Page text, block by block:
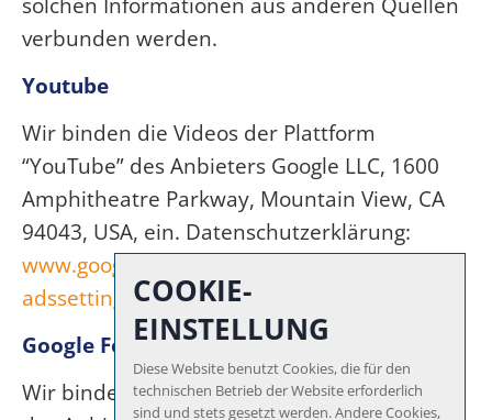
verbunden werden.
Youtube
Wir binden die Videos der Plattform
“YouTube” des Anbieters Google LLC, 1600
Amphitheatre Parkway, Mountain View, CA
94043, USA, ein. Datenschutzerklärung:
www.google.com/policies/privacy/, Opt-Out:
adssettings.google.com/authenticated
Google Fonts
Wir binden die Schriftarten ("Google Fonts")
COOKIE-
EINSTELLUNG
Diese Website benutzt Cookies, die für den
technischen Betrieb der Website erforderlich
sind und stets gesetzt werden. Andere Cookies,